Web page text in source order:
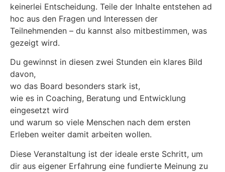
keinerlei Entscheidung. Teile der Inhalte entstehen ad
hoc aus den Fragen und Interessen der
Teilnehmenden – du kannst also mitbestimmen, was
gezeigt wird.
Du gewinnst in diesen zwei Stunden ein klares Bild
davon,
wo das Board besonders stark ist,
wie es in Coaching, Beratung und Entwicklung
eingesetzt wird
und warum so viele Menschen nach dem ersten
Erleben weiter damit arbeiten wollen.
Diese Veranstaltung ist der ideale erste Schritt, um
dir aus eigener Erfahrung eine fundierte Meinung zu